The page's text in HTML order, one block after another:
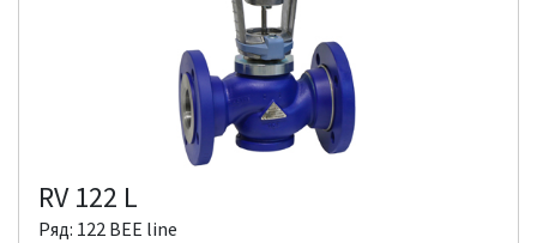
RV 122 L
Ряд: 122 BEE line